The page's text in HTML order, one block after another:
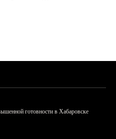
готовности в Хабаровске